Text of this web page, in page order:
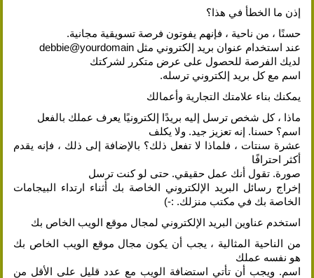
إذن ما الخطأ في هذا؟
حسنًا ، من ناحية ، فإنهم يفوتون فرصة تسويقية مجانية.
عند استخدام عنوان بريد إلكتروني مثل debbie@yourdomain
لديك الفرصة للحصول على عرض متكرر لشركتك
اسم مع كل بريد إلكتروني ترسله.
يمكنك بناء علامتك التجارية وأعمالك
ماذا ، كل شخص ترسل إليه بريدًا إلكترونيًا يعرف عملك بالفعل
اسم؟ حسنا. إنه تعزيز جيد. ولا يكلف
عشرة سنتات ، فلماذا لا تفعل ذلك؟ بالإضافة إلى ذلك ، فإنه يقدم
أكثر احترافًا
صورة. تقول أنك عمل حقيقي. حتى لو كنت ترسل
إخراج رسائل البريد الإلكتروني الخاصة بك أثناء ارتداء البيجامات
الخاصة بك في مكتب منزلك. :-)
استخدم عناوين البريد الإلكتروني لمجال موقع الويب الخاص بك
من الناحية المثالية ، يجب أن يكون مجال موقع الويب الخاص بك
هو نفسه عملك
اسم. ويجب أن تأتي استضافة الويب مع عدد قليل على الأقل من